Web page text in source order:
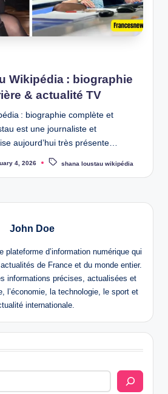
Wikipédia : biographie
& actualité TV
: biographie complète et
est une journaliste et
aujourd’hui très présente…
4, 2026 shana loustau wikipédia
John Doe
plateforme d’information numérique qui
de France et du monde entier.
informations précises, actualisées et
l’économie, la technologie, le sport et
internationale.